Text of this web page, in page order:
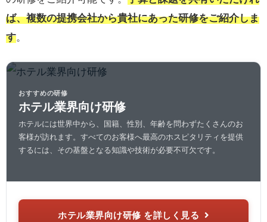
ば、複数の提携会社から貴社にあった研修をご紹介しま
す。
おすすめの研修
ホテル業界向け研修
ホテルには世界中から、国籍、性別、年齢を問わずたくさんのお
客様が訪れます。すべてのお客様へ最高のホスピタリティを提供
するには、その基盤となる知識や技術が必要不可欠です。
ホテル業界向け研修 を詳しく見る